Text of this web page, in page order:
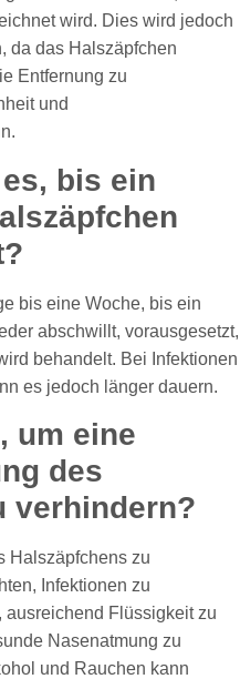
wird. Dies wird jedoch
da das Halszäpfchen
Entfernung zu
und
bis ein
bis eine Woche, bis ein
abschwillt, vorausgesetzt,
behandelt. Bei Infektionen
es jedoch länger dauern.
um eine
des
verhindern?
Halszäpfchens zu
Infektionen zu
Flüssigkeit zu
Nasenatmung zu
und Rauchen kann